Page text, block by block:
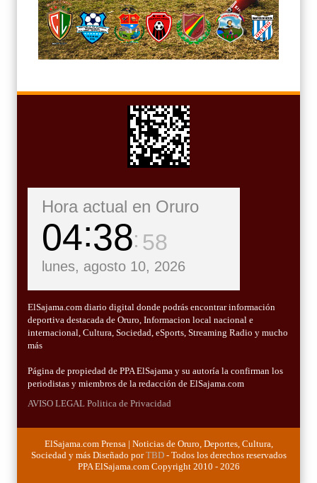
Hora actual en Oruro
04 38 59
lunes, agosto 10, 2026
ElSajama.com diario digital donde podrás encontrar información
deportiva destacada de Oruro, Informacion local nacional e
internacional, Cultura, Sociedad, eSports, Streaming Radio y mucho
más
Página de propiedad de PPA ElSajama y su autoría la confirman los
periodistas y miembros de la redacción de ElSajama.com
AVISO LEGAL Politica de Privacidad
ElSajama.com Prensa | Noticias de Oruro, Deportes, Cultura,
Sociedad y más Diseñado porTBD- Todos los derechos reservados
PPA ElSajama.com Copyright 2010 - 2026